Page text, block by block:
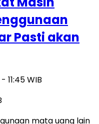
Pasti akan
11:45 WIB
mata uang lain